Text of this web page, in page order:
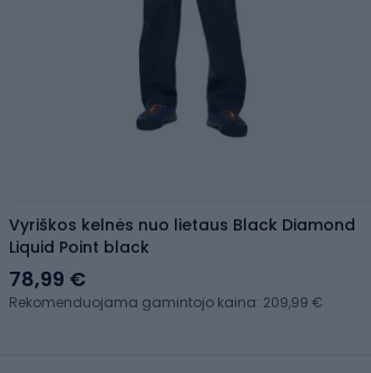
Vyriškos kelnės nuo lietaus Black Diamond
Liquid Point black
78,99 €
Rekomenduojama gamintojo kaina: 209,99 €